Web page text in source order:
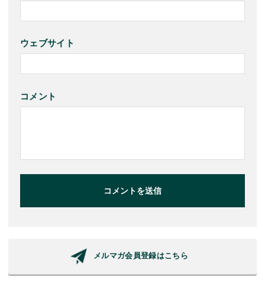
ウェブサイト
コメント
コメントを送信
メルマガ会員登録はこちら